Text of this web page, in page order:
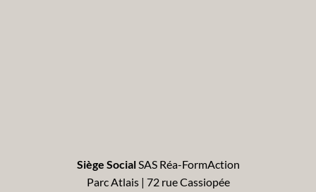
Siège SocialSAS Réa-FormAction
Parc Atlais | 72 rue Cassiopée